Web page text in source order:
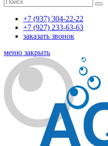
+7 (937) 304-22-22
+7 (927) 233-63-63
заказать звонок
меню закрыть